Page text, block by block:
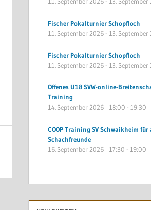
Fischer Pokalturnier Schopfloch
11. September 2026-13. September
Fischer Pokalturnier Schopfloch
11. September 2026-13. September
Offenes U18 SVW-online-
Training
14. September 2026
18:00 -19:30
COOP Training SV Schwaikheim für
Schachfreunde
16. September 2026
17:30 -19:00